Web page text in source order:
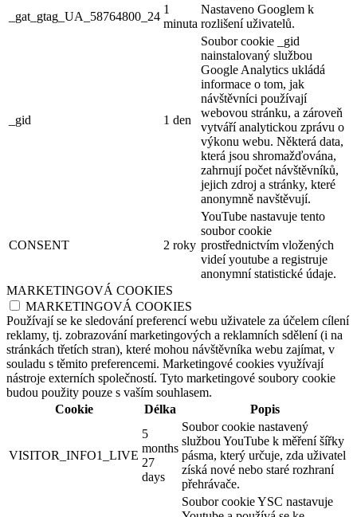
_gat_gtag_UA_58764800_24
1
minuta
Nastaveno Googlem k
rozlišení uživatelů.
_gid 1 den
Soubor cookie _gid
nainstalovaný službou
Google Analytics ukládá
informace o tom, jak
návštěvníci používají
webovou stránku, a zároveň
vytváří analytickou zprávu o
výkonu webu. Některá data,
která jsou shromažďována,
zahrnují počet návštěvníků,
jejich zdroj a stránky, které
anonymně navštěvují.
CONSENT 2 roky
YouTube nastavuje tento
soubor cookie
prostřednictvím vložených
videí youtube a registruje
anonymní statistické údaje.
MARKETINGOVÁ COOKIES
MARKETINGOVÁ COOKIES
Používají se ke sledování preferencí webu uživatele za účelem cílení
reklamy, tj. zobrazování marketingových a reklamních sdělení (i na
stránkách třetích stran), které mohou návštěvníka webu zajímat, v
souladu s těmito preferencemi. Marketingové cookies využívají
nástroje externích společností. Tyto marketingové soubory cookie
budou použity pouze s vaším souhlasem.
Cookie
Délka Popis
VISITOR_INFO1_LIVE
5
months
27
days
Soubor cookie nastavený
službou YouTube k měření šířky
pásma, který určuje, zda uživatel
získá nové nebo staré rozhraní
přehrávače.
Soubor cookie YSC nastavuje